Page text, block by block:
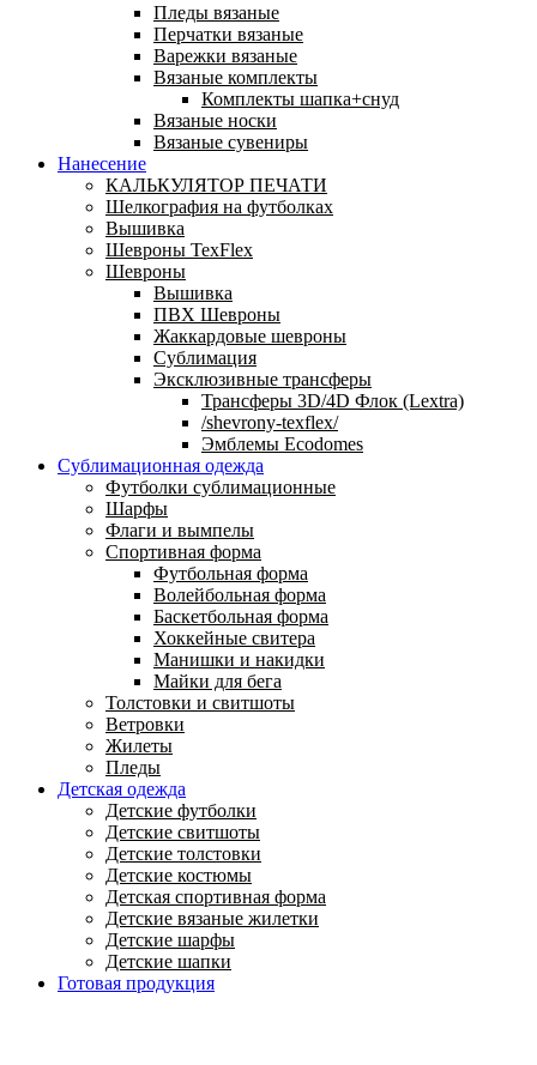
Пледы вязаные
Перчатки вязаные
Варежки вязаные
Вязаные комплекты
Комплекты шапка+снуд
Вязаные носки
Вязаные сувениры
Нанесение
КАЛЬКУЛЯТОР ПЕЧАТИ
Шелкография на футболках
Вышивка
Шевроны TexFlex
Шевроны
Вышивка
ПВХ Шевроны
Жаккардовые шевроны
Сублимация
Эксклюзивные трансферы
Трансферы 3D/4D Флок (Lextra)
/shevrony-texflex/
Эмблемы Ecodomes
Сублимационная одежда
Футболки сублимационные
Шарфы
Флаги и вымпелы
Спортивная форма
Футбольная форма
Волейбольная форма
Баскетбольная форма
Хоккейные свитера
Манишки и накидки
Майки для бега
Толстовки и свитшоты
Ветровки
Жилеты
Пледы
Детская одежда
Детские футболки
Детские свитшоты
Детские толстовки
Детские костюмы
Детская спортивная форма
Детские вязаные жилетки
Детские шарфы
Детские шапки
Готовая продукция